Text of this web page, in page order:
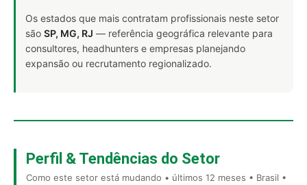
Os estados que mais contratam profissionais neste setor
são SP, MG, RJ — referência geográfica relevante para
consultores, headhunters e empresas planejando
expansão ou recrutamento regionalizado.
Perfil & Tendências do Setor
Como este setor está mudando • últimos 12 meses • Brasil •